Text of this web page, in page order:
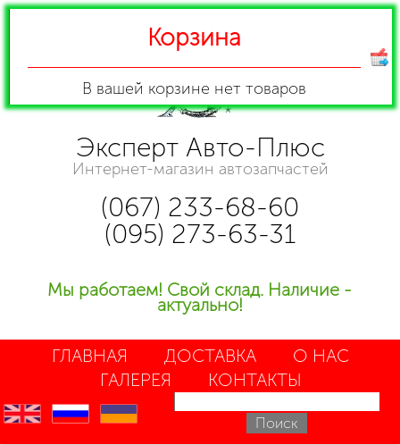
Эксперт Авто-Плюс
Интернет-магазин автозапчастей
(067) 233-68-60
(095) 273-63-31
Мы работаем! Свой склад. Наличие -
актуально!
ГЛАВНАЯ ДОСТАВКА
О НАС
ГАЛЕРЕЯ
КОНТАКТЫ
en ru uk
Корзина
В вашей корзине нет товаров